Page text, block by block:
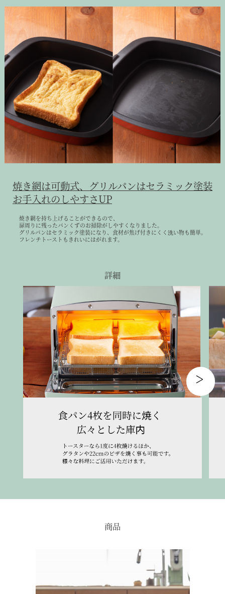
焼き網は可動式、グリルパンはセラミック塗装
お手入れのしやすさUP
焼き網を持ち上げることができるので、
扉周りに残ったパンくずのお掃除がしやすくなりました。
グリルパンはセラミック塗装になり、食材が焦げ付きにくく洗い物も簡単。
フレンチトーストもきれいにはがれます。
詳細
商品